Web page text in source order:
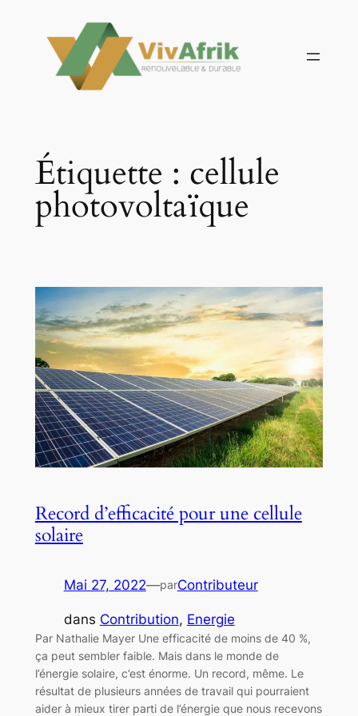
contenu
Étiquette : cellule
photovoltaïque
Record d’efficacité pour une cellule
solaire
Mai 27, 2022—parContributeur
dans Contribution, Energie
Par Nathalie Mayer Une efficacité de moins de 40 %,
ça peut sembler faible. Mais dans le monde de
l’énergie solaire, c’est énorme. Un record, même. Le
résultat de plusieurs années de travail qui pourraient
aider à mieux tirer parti de l’énergie que nous recevons